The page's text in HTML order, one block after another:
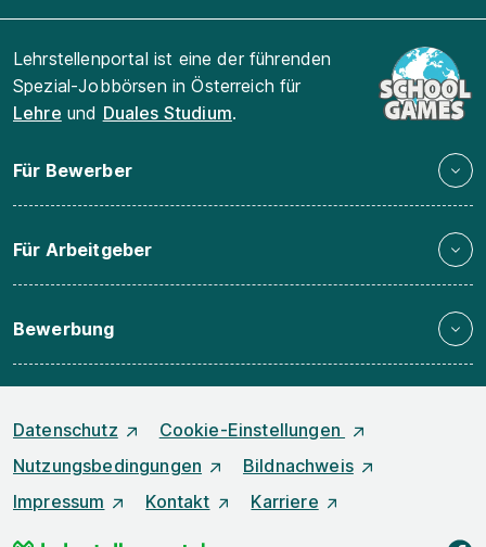
Lehrstellenportal ist eine der führenden
Spezial-Jobbörsen in Österreich für
Lehre und Duales Studium.
Für Bewerber
Für Arbeitgeber
Bewerbung
Datenschutz
Cookie-Einstellungen
Nutzungsbedingungen
Bildnachweis
Impressum
Kontakt Karriere